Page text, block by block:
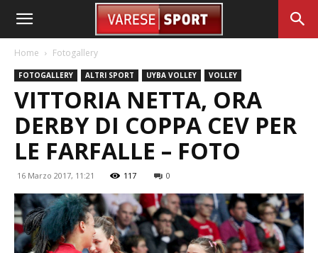
Home Fotogallery
FOTOGALLERY ALTRI SPORT UYBA VOLLEY VOLLEY
VITTORIA NETTA, ORA
DERBY DI COPPA CEV PER
LE FARFALLE – FOTO
16 Marzo 2017, 11:21 117 0